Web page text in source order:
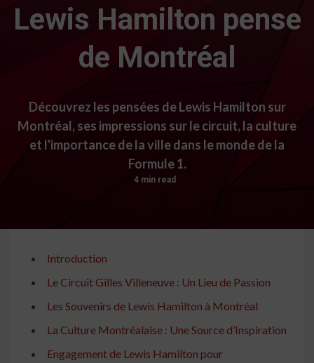
Lewis Hamilton pense
de Montréal
Découvrez les pensées de Lewis Hamilton sur
Montréal, ses impressions sur le circuit, la culture
et l'importance de la ville dans le monde de la
Formule 1.
4 min read
Introduction
Le Circuit Gilles Villeneuve : Un Lieu de Passion
Les Souvenirs de Lewis Hamilton à Montréal
La Culture Montréalaise : Une Source d’Inspiration
Engagement de Lewis Hamilton pour